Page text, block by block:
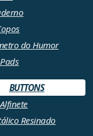
do Humor
BUTTONS
Resinado